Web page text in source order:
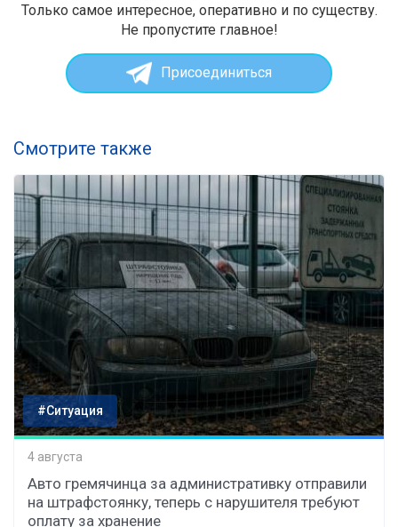
Только самое интересное, оперативно и по существу.
Не пропустите главное!
Присоединиться
Смотрите также
#Ситуация
4 августа
Авто гремячинца за административку отправили
на штрафстоянку, теперь с нарушителя требуют
оплату за хранение